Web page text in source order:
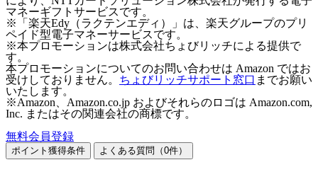
マネーギフトサービスです。
※「楽天Edy（ラクテンエディ）」は、楽天グループのプリ
ペイド型電子マネーサービスです。
※本プロモーションは株式会社ちょびリッチによる提供で
す。
本プロモーションについてのお問い合わせは Amazon ではお
受けしておりません。 ちょびリッチサポート窓口 までお願い
いたします。
※Amazon、Amazon.co.jp およびそれらのロゴは Amazon.com,
Inc. またはその関連会社の商標です。
無料会員登録
ポイント獲得条件 よくある質問（0件）